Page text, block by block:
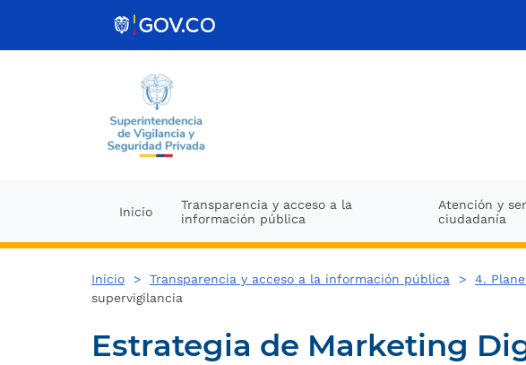
Inicio
Transparencia y acceso a la
información pública
Atención y
ciudadanía
Inicio > Transparencia y acceso a la información pública > 4.
supervigilancia
Estrategia de Marketing